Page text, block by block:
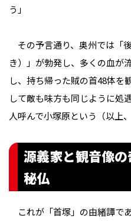
う」
その予言通り、奥州では「
き）」が勃発し、多くの血が
し、持ち帰った賊の首48体を
して敵も味方も同じように処
人呼んで小塚原という――（以上
源義家と観音像
秘仏
これが「首塚」の由緒譚で